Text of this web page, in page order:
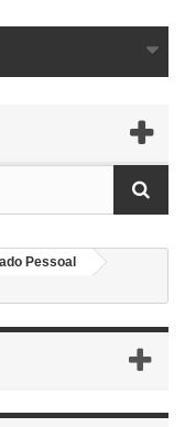
Pessoal